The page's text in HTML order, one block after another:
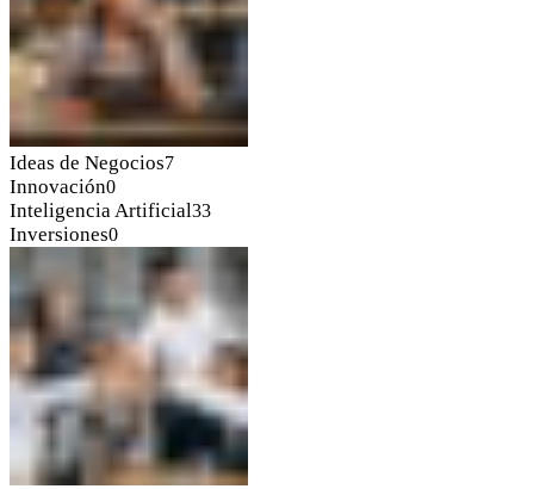
Ideas de Negocios7
Innovación0
Inteligencia Artificial33
Inversiones0